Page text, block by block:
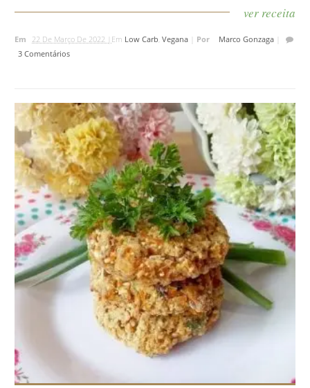
ver receita
Em 22 De Março De 2022 | Em Low Carb,Vegana Por Marco Gonzaga
3 Comentários